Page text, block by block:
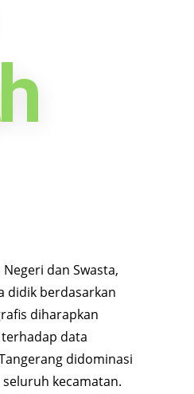
dan Swasta,
didik berdasarkan
diharapkan
data
didominasi
kecamatan.